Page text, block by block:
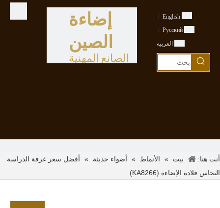
إضاءة
الصين
الصانع المهنية
English
/
Pусский
/
العربية
أنت هنا: بيت » الأنماط » أضواء حديثة »
أفضل سعر غرفة الدراسة
النحاس قلادة الإضاءة (KA8266)